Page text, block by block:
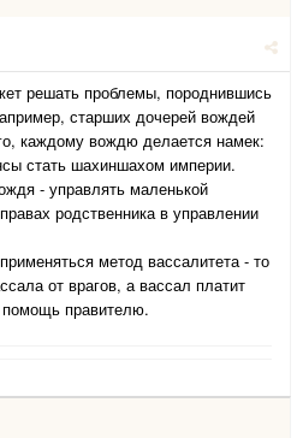
решать проблемы, породнившись
старших дочерей вождей
каждому вождю делается намек:
стать шахиншахом империи.
- управлять маленькой
родственника в управлении
метод вассалитета - то
от врагов, а вассал платит
помощь правителю.